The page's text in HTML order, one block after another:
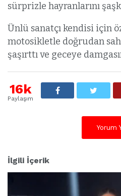
sürprizle hayranlarını
Ünlü sanatçı kendisi için
motosikletle doğrudan
şaşırttı ve geceye
16k
Paylaşım
Yorum
İlgili İçerik